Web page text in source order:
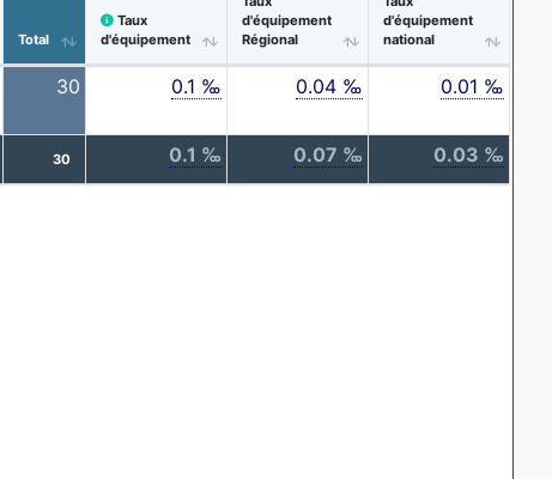
Total
Taux
d'équipement
d'équipement
Régional
d'équipement
national
30 0.1 ‰ 0.04 ‰ 0.01 ‰
30 0.1 ‰ 0.07 ‰ 0.03 ‰